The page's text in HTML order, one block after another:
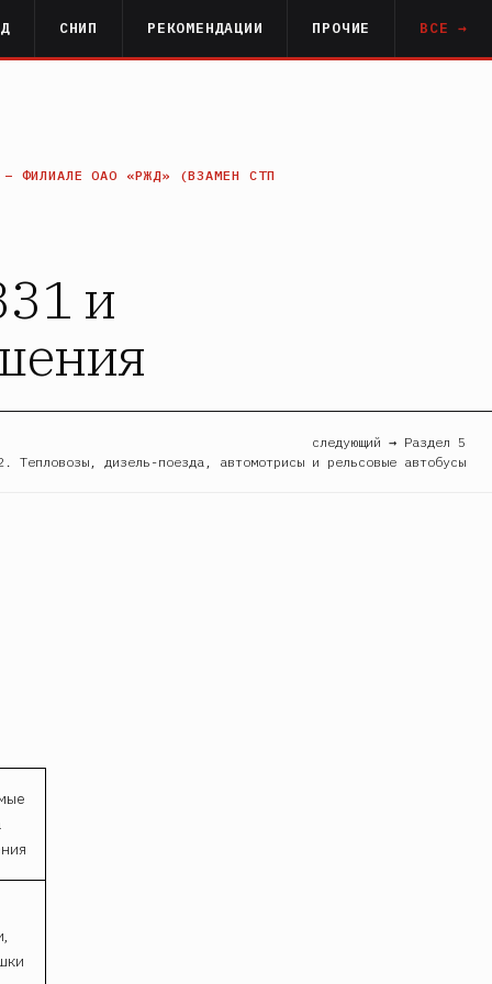
СНИП РЕКОМЕНДАЦИИ ПРОЧИЕ ВСЕ →
ФИЛИАЛЕ ОАО «РЖД» (ВЗАМЕН СТП
и
следующий → Раздел 5
Тепловозы, дизель-поезда, автомотрисы и рельсовые автобусы